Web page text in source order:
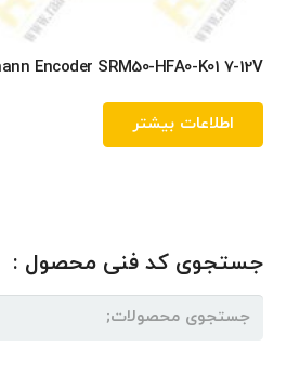
Encoder SRM50-HFA0-K01 7-12V
اطلاعات بیشتر
جستجوی کد فنی محصول :
جستجو